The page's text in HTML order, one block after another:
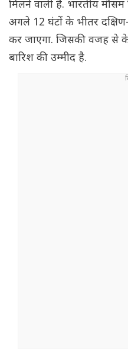
मिलने वाली है. भारतीय
अगले 12 घंटों के भीतर
कर जाएगा. जिसकी वजह से
बारिश की उम्मीद है.